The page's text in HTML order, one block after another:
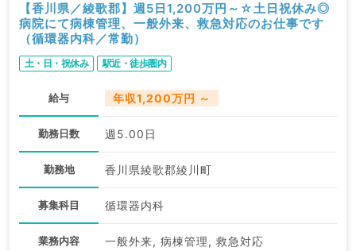
【香川県／綾歌郡】週5日1,200万円～☆土日祝休み◎
病院にて病棟管理、一般外来、救急対応のお仕事です
（循環器内科／常勤）
土・日・祝休み 駅近・徒歩圏内
給与 年収1,200万円 ～
勤務日数 週5.00日
勤務地 香川県綾歌郡綾川町
募集科目 循環器内科
業務内容 一般外来, 病棟管理, 救急対応